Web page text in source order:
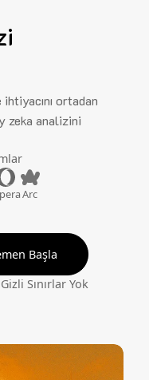
ihtiyacını ortadan
zeka analizini
Arc
Başla
Sınırlar Yok